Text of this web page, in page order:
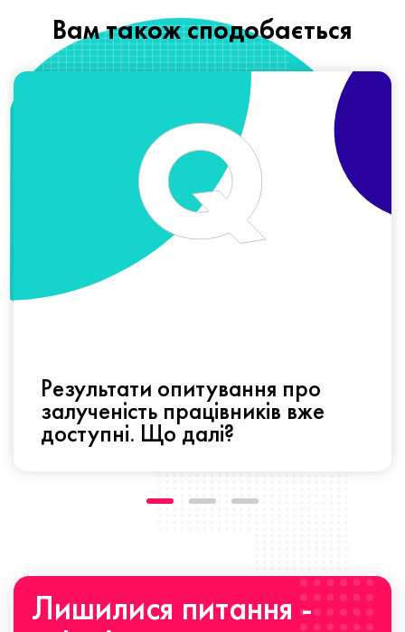
Вам також сподобається
Результати опитування про
залученість працівників вже
доступні. Що далі?
Лишилися питання -